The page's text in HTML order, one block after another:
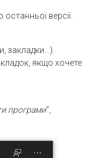
версії.
закладки…).
якщо хочете
програми“,